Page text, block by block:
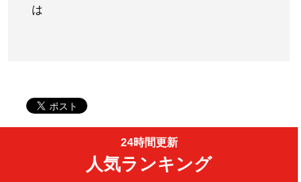
は
24時間更新
人気ランキング